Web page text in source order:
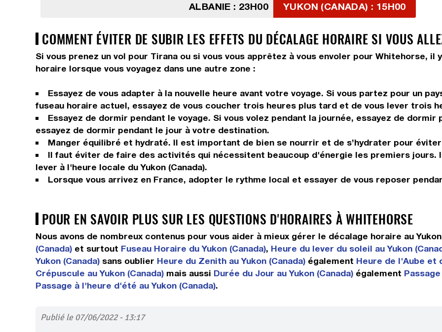
ALBANIE : 23H00 YUKON (CANADA) : 15H00
COMMENT ÉVITER DE SUBIR LES EFFETS DU DÉCALAGE HORAIRE SI VOUS
Si vous prenez un vol pour Tirana ou si vous vous apprêtez à vous envoler pour Whitehorse,
horaire lorsque vous voyagez dans une autre zone :
Essayez de vous adapter à la nouvelle heure avant votre voyage. Si vous partez pour un
fuseau horaire actuel, essayez de vous coucher trois heures plus tard et de vous lever trois
Essayez de dormir pendant le voyage. Si vous volez pendant la journée, essayez de dormir
essayez de dormir pendant le jour à votre destination.
Manger équilibré et hydraté. Il est important de bien se nourrir et de s’hydrater pour
Il faut éviter de faire des activités qui nécessitent beaucoup d'énergie les premiers jours.
lever à l'heure locale du Yukon (Canada).
Lorsque vous arrivez en France, adopter le rythme local et essayer de vous reposer
POUR EN SAVOIR PLUS SUR LES QUESTIONS D'HORAIRES À WHITEHORSE
Nous avons de nombreux contenus pour vous aider à mieux gérer le décalage horaire au
(Canada) et surtout Fuseau Horaire du Yukon (Canada), Heure du lever du soleil au Yukon
Yukon (Canada) sans oublier Heure du Zenith au Yukon (Canada) également Heure de l'Aube et
Crépuscule au Yukon (Canada) mais aussi Durée du Jour au Yukon (Canada) également
Passage à l'heure d'été au Yukon (Canada).
Publié le 07/06/2022 - 13:17